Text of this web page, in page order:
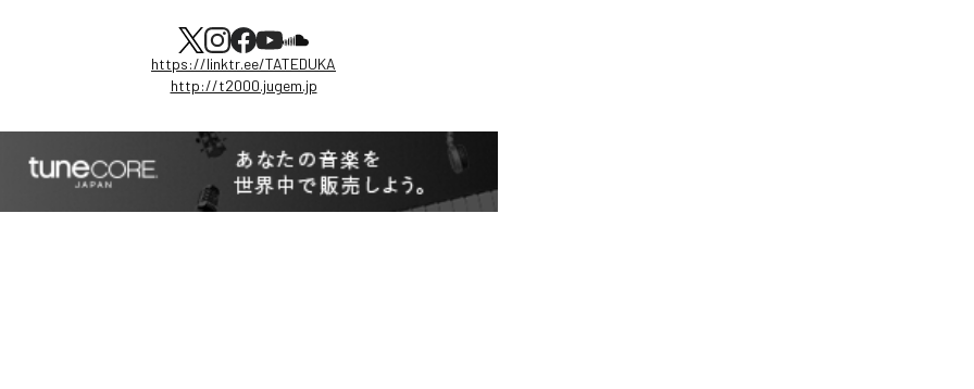
https://linktr.ee/TATEDUKA
http://t2000.jugem.jp